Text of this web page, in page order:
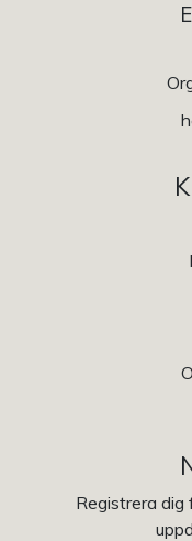
Registrera